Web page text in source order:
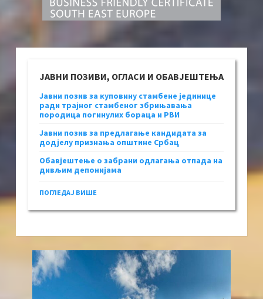
ЈАВНИ ПОЗИВИ, ОГЛАСИ И ОБАВЈЕШТЕЊА
Јавни позив за куповину стамбене јединице
ради трајног стамбеног збрињавања
породица погинулих бораца и РВИ
Јавни позив за предлагање кандидата за
додјелу признања општине Србац
Обавјештење о забрани одлагања отпада на
дивљим депонијама
ПОГЛЕДАЈ ВИШЕ